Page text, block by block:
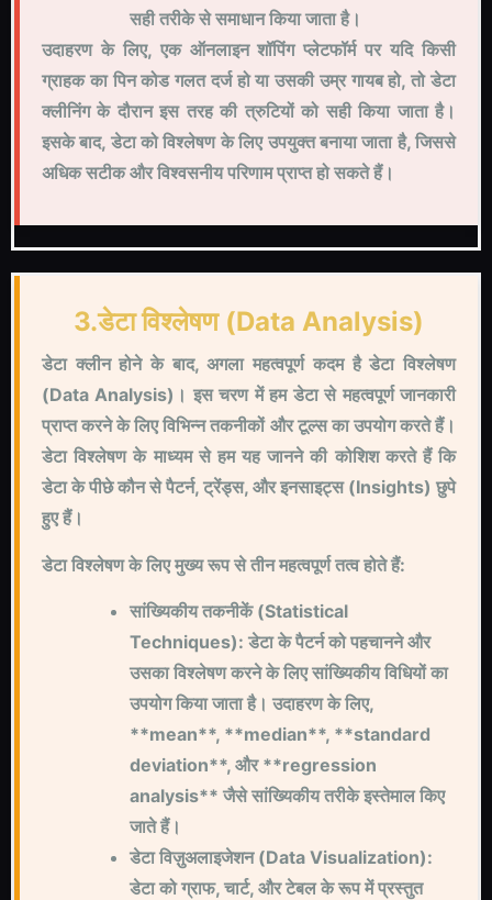
सही तरीके से समाधान किया जाता है।
उदाहरण के लिए, एक ऑनलाइन शॉपिंग प्लेटफॉर्म पर यदि किसी
ग्राहक का पिन कोड गलत दर्ज हो या उसकी उम्र गायब हो, तो डेटा
क्लीनिंग के दौरान इस तरह की त्रुटियों को सही किया जाता है।
इसके बाद, डेटा को विश्लेषण के लिए उपयुक्त बनाया जाता है, जिससे
अधिक सटीक और विश्वसनीय परिणाम प्राप्त हो सकते हैं।
3.डेटा विश्लेषण (Data Analysis)
डेटा क्लीन होने के बाद, अगला महत्वपूर्ण कदम है डेटा विश्लेषण
(Data Analysis)। इस चरण में हम डेटा से महत्वपूर्ण जानकारी
प्राप्त करने के लिए विभिन्न तकनीकों और टूल्स का उपयोग करते हैं।
डेटा विश्लेषण के माध्यम से हम यह जानने की कोशिश करते हैं कि
डेटा के पीछे कौन से पैटर्न, ट्रेंड्स, और इनसाइट्स (Insights) छुपे
हुए हैं।
डेटा विश्लेषण के लिए मुख्य रूप से तीन महत्वपूर्ण तत्व होते हैं:
सांख्यिकीय तकनीकें (Statistical
Techniques): डेटा के पैटर्न को पहचानने और
उसका विश्लेषण करने के लिए सांख्यिकीय विधियों का
उपयोग किया जाता है। उदाहरण के लिए,
**mean**, **median**, **standard
deviation**, और **regression
analysis** जैसे सांख्यिकीय तरीके इस्तेमाल किए
जाते हैं।
डेटा विज़ुअलाइजेशन (Data Visualization):
डेटा को ग्राफ, चार्ट, और टेबल के रूप में प्रस्तुत